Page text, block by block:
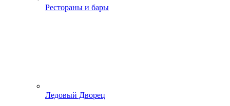
Рестораны и бары
Ледовый Дворец